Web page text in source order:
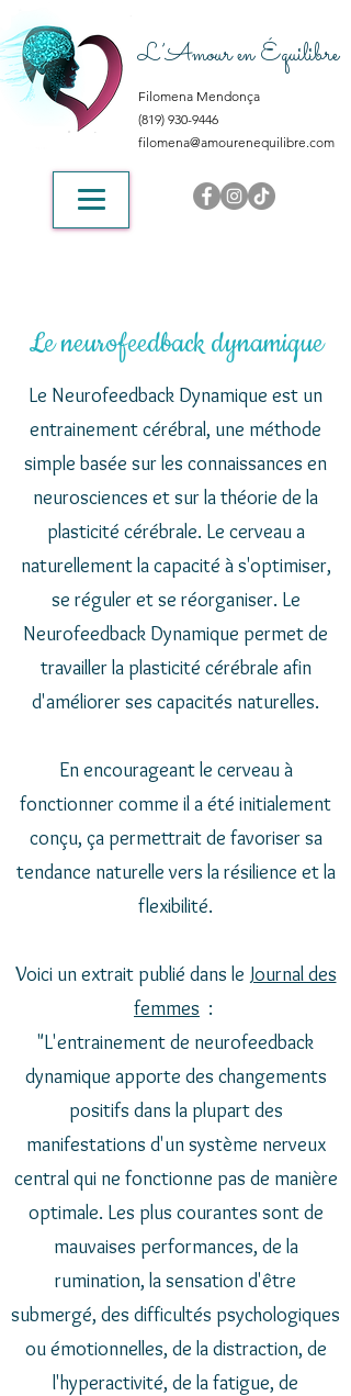
L’Amour en Équilibre
Filomena Mendonça
(819) 930-9446
filomena@amourenequilibre.com
Le neurofeedback dynamique
Le Neurofeedback Dynamique est un
entrainement cérébral, une méthode
simple basée sur les connaissances en
neurosciences et sur la théorie de la
plasticité cérébrale. Le cerveau a
naturellement la capacité à s'optimiser,
se réguler et se réorganiser. Le
Neurofeedback Dynamique permet de
travailler la plasticité cérébrale afin
d'améliorer ses capacités naturelles.
En encourageant le cerveau à
fonctionner comme il a été initialement
conçu, ça permettrait de favoriser sa
tendance naturelle vers la résilience et la
flexibilité.
Voici un extrait publié dans le Journal des
femmes :
"L'entrainement de neurofeedback
dynamique apporte des changements
positifs dans la plupart des
manifestations d'un système nerveux
central qui ne fonctionne pas de manière
optimale. Les plus courantes sont de
mauvaises performances, de la
rumination, la sensation d'être
submergé, des difficultés psychologiques
ou émotionnelles, de la distraction, de
l'hyperactivité, de la fatigue, de